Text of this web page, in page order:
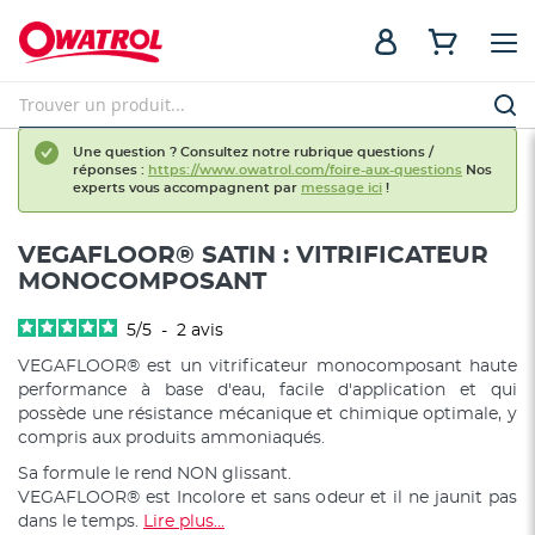
Une question ? Consultez notre rubrique questions /
réponses : https://www.owatrol.com/foire-aux-questions Nos
experts vous accompagnent par message ici !
VEGAFLOOR® SATIN : VITRIFICATEUR
MONOCOMPOSANT
5/5 - 2 avis
VEGAFLOOR® est un vitrificateur monocomposant haute
performance à base d'eau, facile d'application et qui
possède une résistance mécanique et chimique optimale, y
compris aux produits ammoniaqués.
Sa formule le rend NON glissant.
VEGAFLOOR® est Incolore et sans odeur et il ne jaunit pas
dans le temps. Lire plus...